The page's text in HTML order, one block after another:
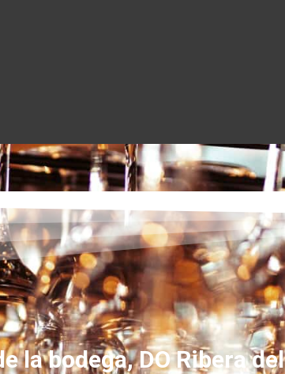
la bodega, DO Ribera del